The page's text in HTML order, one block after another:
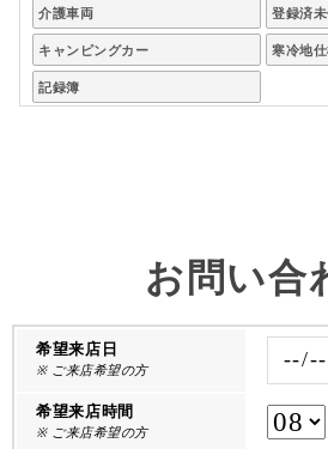
介護車両 登録済
キャンピングカー 寒冷地
記録簿
お問い合
希望来店日
※ ご来店希望の方
希望来店時間
※ ご来店希望の方